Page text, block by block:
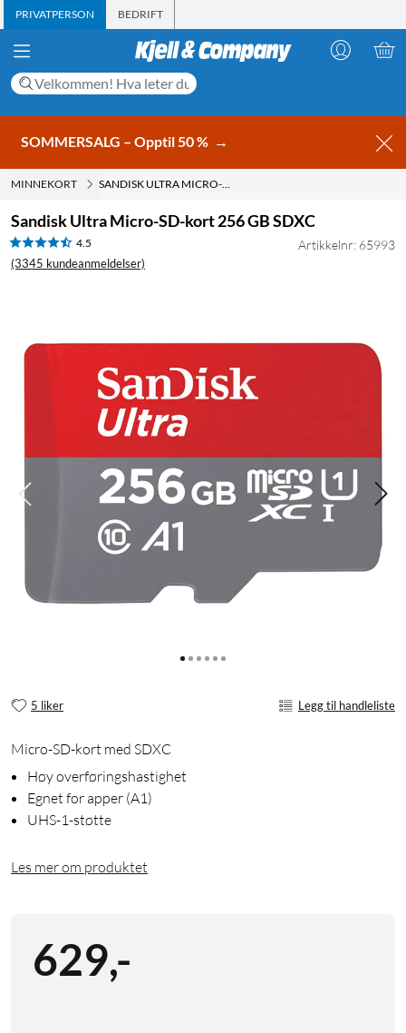
PRIVATPERSON BEDRIFT
SOMMERSALG – Opptil 50 % →
MINNEKORT SANDISK ULTRA MICRO-SD-KORT 256 GB SDXC
Sandisk Ultra Micro-SD-kort 256 GB SDXC
4.5
(3345 kundeanmeldelser)
Artikkelnr: 65993
5 liker Legg til handleliste
Micro-SD-kort med SDXC
Høy overføringshastighet
Egnet for apper (A1)
UHS-1-støtte
Les mer om produktet
629,-